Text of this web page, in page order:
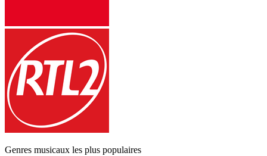
Genres musicaux les plus populaires